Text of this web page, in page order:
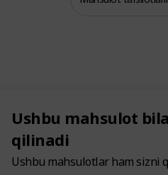
Ushbu mahsulot
qilinadi
Ushbu mahsulotlar ham sizni